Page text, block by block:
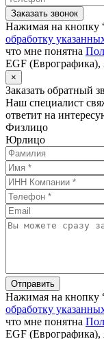
Заказать звонок
Нажимая на кнопку
обработку
что мне понятна
EGF
×
Заказать обратный
Наш специалист
ответит на
Физлицо
Юрлицо
Отправить
Нажимая на кнопку
обработку
что мне понятна
EGF